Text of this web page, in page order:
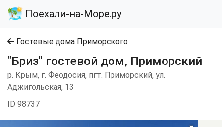
Поехали-на-Море.ру
Гостевые дома Приморского
"Бриз" гостевой дом, Приморский
р. Крым, г. Феодосия, пгт. Приморский, ул.
Аджигольская, 13
ID 98737